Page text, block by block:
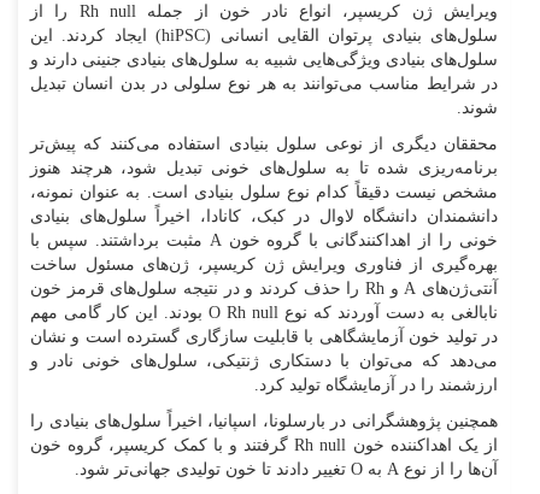
ویرایش ژن کریسپر، انواع نادر خون از جمله Rh null را از
سلول‌های بنیادی پرتوان القایی انسانی (hiPSC) ایجاد کردند. این
سلول‌های بنیادی ویژگی‌هایی شبیه به سلول‌های بنیادی جنینی دارند و
در شرایط مناسب می‌توانند به هر نوع سلولی در بدن انسان تبدیل
شوند.
محققان دیگری از نوعی سلول بنیادی استفاده می‌کنند که پیش‌تر
برنامه‌ریزی شده تا به سلول‌های خونی تبدیل شود، هرچند هنوز
مشخص نیست دقیقاً کدام نوع سلول بنیادی است. به عنوان نمونه،
دانشمندان دانشگاه لاوال در کبک، کانادا، اخیراً سلول‌های بنیادی
خونی را از اهداکنندگانی با گروه خون A مثبت برداشتند. سپس با
بهره‌گیری از فناوری ویرایش ژن کریسپر، ژن‌های مسئول ساخت
آنتی‌ژن‌های A و Rh را حذف کردند و در نتیجه سلول‌های قرمز خون
نابالغی به دست آوردند که نوع O Rh null بودند. این کار گامی مهم
در تولید خون آزمایشگاهی با قابلیت سازگاری گسترده است و نشان
می‌دهد که می‌توان با دستکاری ژنتیکی، سلول‌های خونی نادر و
ارزشمند را در آزمایشگاه تولید کرد.
همچنین پژوهشگرانی در بارسلونا، اسپانیا، اخیراً سلول‌های بنیادی را
از یک اهداکننده خون Rh null گرفتند و با کمک کریسپر، گروه خون
آن‌ها را از نوع A به O تغییر دادند تا خون تولیدی جهانی‌تر شود.